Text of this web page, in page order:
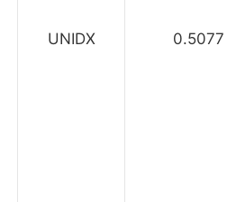
UNIDX 0.5077